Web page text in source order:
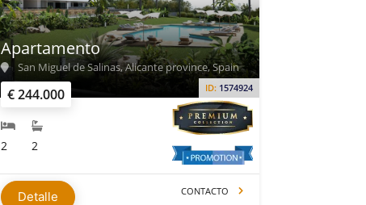
€ 244.000 ID: 1574924
Apartamento
San Miguel de Salinas, Alicante province, Spain
2 2
Detalle CONTACTO